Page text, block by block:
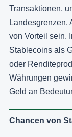
Transaktionen,
Landesgrenzen.
von Vorteil sein.
Stablecoins als
oder
Währungen
Geld an
Chancen von